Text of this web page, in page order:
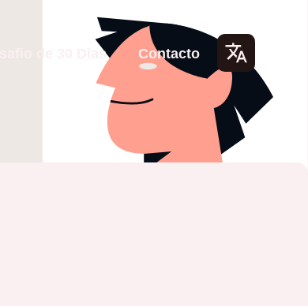
Lang
uage
de 30 Dias Contacto